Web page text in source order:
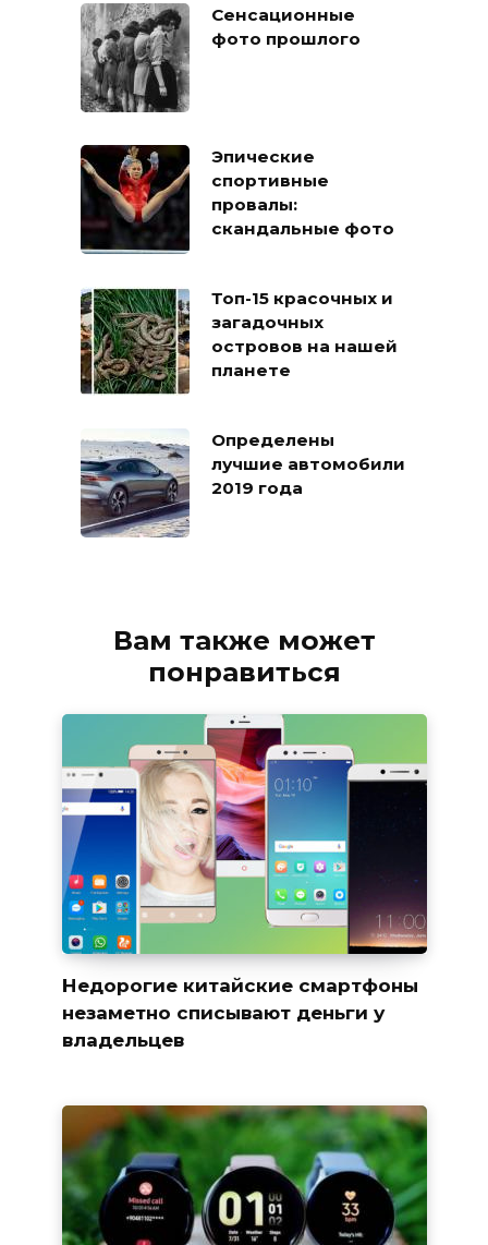
Сенсационные
фото прошлого
Эпические
спортивные
провалы:
скандальные фото
Топ-15 красочных и
загадочных
островов на нашей
планете
Определены
лучшие автомобили
2019 года
Вам также может
понравиться
Недорогие китайские смартфоны
незаметно списывают деньги у
владельцев